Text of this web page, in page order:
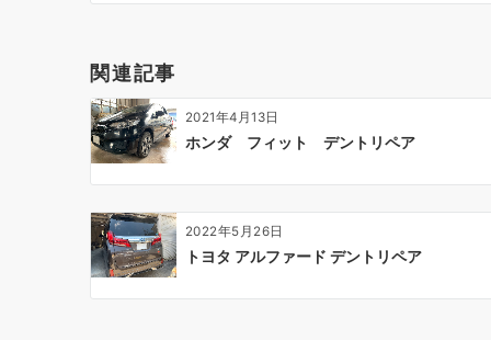
シ
ョ
ン
関連記事
2021年4月13日
ホンダ フィット デントリペア
2022年5月26日
トヨタ アルファード デントリペア